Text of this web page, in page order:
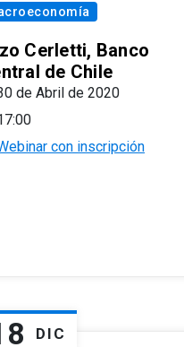
Cerletti, Banco
de Chile
de Abril de 2020
con inscripción
DIC